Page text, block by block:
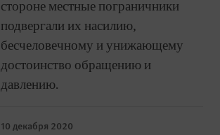
стороне местные пограничники
подвергали их насилию,
бесчеловечному и унижающему
достоинство обращению и
давлению.
10 декабря 2020